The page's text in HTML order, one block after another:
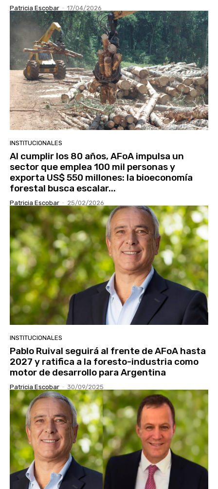
Patricia Escobar - 17/04/2026
INSTITUCIONALES
Al cumplir los 80 años, AFoA impulsa un
sector que emplea 100 mil personas y
exporta US$ 550 millones: la bioeconomía
forestal busca escalar...
Patricia Escobar - 25/02/2026
INSTITUCIONALES
Pablo Ruival seguirá al frente de AFoA hasta
2027 y ratifica a la foresto-industria como
motor de desarrollo para Argentina
Patricia Escobar - 30/09/2025